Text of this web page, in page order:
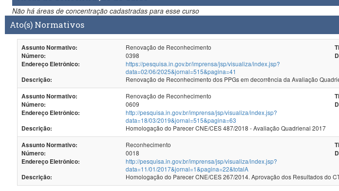
Não há áreas de concentração cadastradas para esse curso
Ato(s) Normativos
Assunto Normativo: Renovação de Reconhecimento
Número:
0398
Endereço Eletrônico:
https://pesquisa.in.gov.br/imprensa/jsp/visualiza/index.jsp?
data=02/06/2025&jornal=515&pagina=41
Descrição:
Renovação de Reconhecimento dos PPGs em decorrência da Avaliação
Assunto Normativo: Renovação de Reconhecimento
Número:
0609
Endereço Eletrônico:
http://pesquisa.in.gov.br/imprensa/jsp/visualiza/index.jsp?
data=18/03/2019&jornal=515&pagina=63
Descrição:
Homologação do Parecer CNE/CES 487/2018 - Avaliação Quadrienal 2017
Assunto Normativo: Reconhecimento
Número:
0018
Endereço Eletrônico:
http://pesquisa.in.gov.br/imprensa/jsp/visualiza/index.jsp?
data=11/01/2017&jornal=1&pagina=22&totalA
Descrição:
Homologação do Parecer CNE/CES 267/2014. Aprovação dos Resultados do